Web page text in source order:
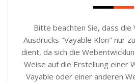
Bitte beachten Sie, dass die
Ausdrucks "Vayable Klon" nur
dient, da sich die
Weise auf die Erstellung einer
Vayable oder einer anderen